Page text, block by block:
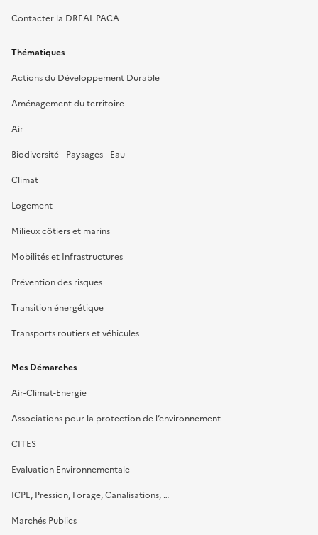
Contacter la DREAL PACA
Thématiques
Actions du Développement Durable
Aménagement du territoire
Air
Biodiversité - Paysages - Eau
Climat
Logement
Milieux côtiers et marins
Mobilités et Infrastructures
Prévention des risques
Transition énergétique
Transports routiers et véhicules
Mes Démarches
Air-Climat-Energie
Associations pour la protection de l’environnement
CITES
Evaluation Environnementale
ICPE, Pression, Forage, Canalisations, …
Marchés Publics